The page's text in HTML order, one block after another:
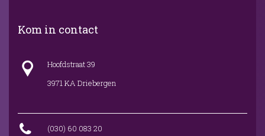
Kom in contact
Hoofdstraat 39
3971 KA Driebergen
(030) 60 083 20